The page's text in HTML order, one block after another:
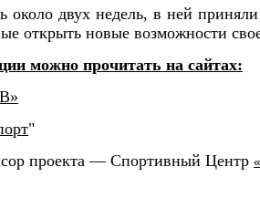
около двух недель, в ней
открыть новые возможности
можно прочитать на сайтах:
"
проекта — Спортивный Центр